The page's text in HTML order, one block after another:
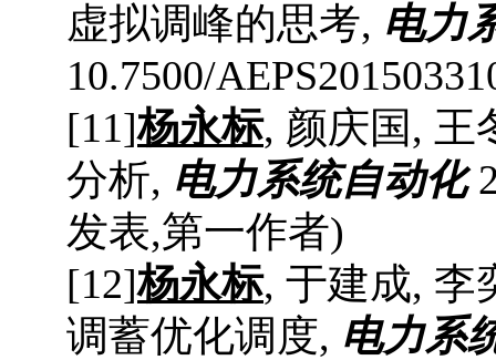
虚拟调峰的思考, 电力
10.7500/
[11]杨永标, 颜庆国 , 王
分析, 电力系统自动化
发表,第一作者)
[12]杨永标, 于建成, 李
调蓄优化调度, 电力系